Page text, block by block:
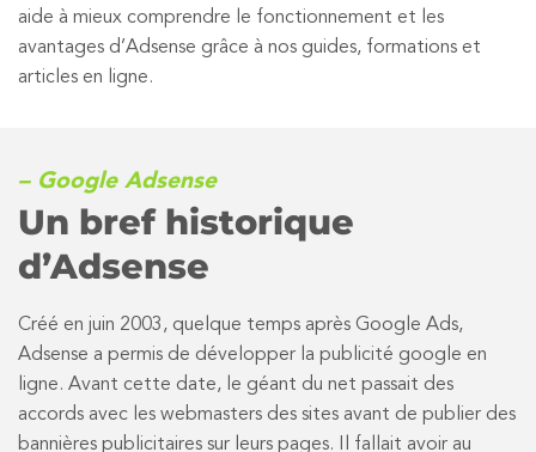
aide à mieux comprendre le fonctionnement et les
avantages d’Adsense grâce à nos guides, formations et
articles en ligne.
– Google Adsense
Un bref historique
d’Adsense
Créé en juin 2003, quelque temps après Google Ads,
Adsense a permis de développer la publicité google en
ligne. Avant cette date, le géant du net passait des
accords avec les webmasters des sites avant de publier des
bannières publicitaires sur leurs pages. Il fallait avoir au